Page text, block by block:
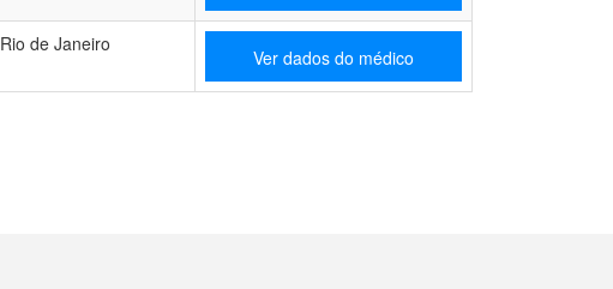
Rio de Janeiro
Ver dados do médico